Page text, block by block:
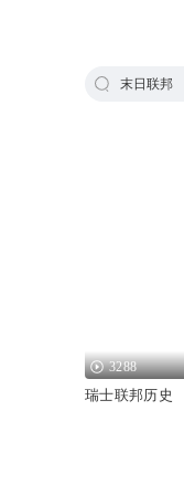
末日联邦
3288
瑞士联邦历史